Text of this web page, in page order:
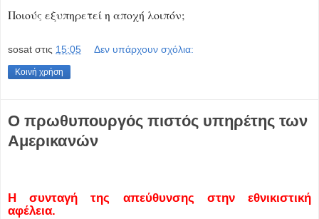
Ποιούς εξυπηρετεί η αποχή λοιπόν;
sosat στις 15:05 Δεν υπάρχουν σχόλια:
Κοινή χρήση
Ο πρωθυπουργός πιστός υπηρέτης των
Αμερικανών
Η συνταγή της απεύθυνσης στην εθνικιστική
αφέλεια.